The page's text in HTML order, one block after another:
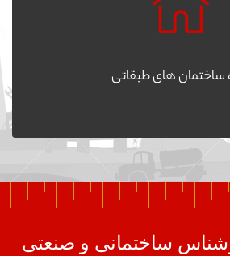
ساختمان های طبقاتی
ساختمانی و صنعتی